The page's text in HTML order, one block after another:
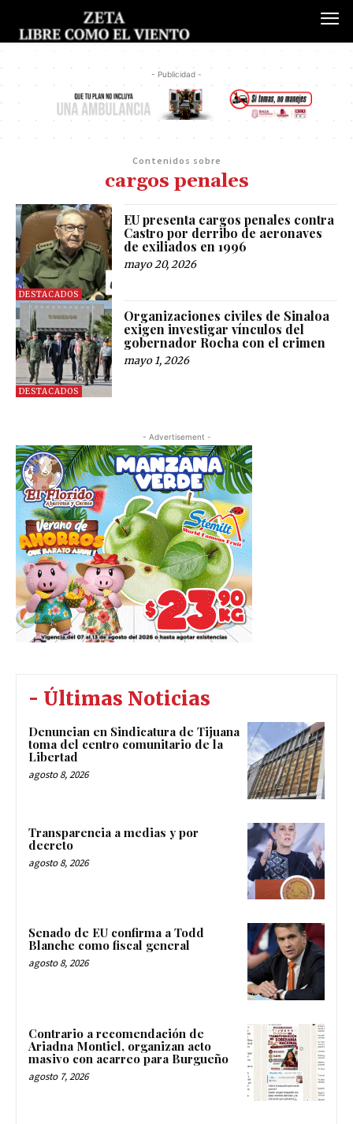
- Publicidad -
Contenidos sobre
cargos penales
DESTACADOS
EU presenta cargos penales contra
Castro por derribo de aeronaves
de exiliados en 1996
mayo 20, 2026
DESTACADOS
Organizaciones civiles de Sinaloa
exigen investigar vínculos del
gobernador Rocha con el crimen
mayo 1, 2026
- Advertisement -
- Últimas Noticias
Denuncian en Sindicatura de Tijuana
toma del centro comunitario de la
Libertad
agosto 8, 2026
Transparencia a medias y por
decreto
agosto 8, 2026
Senado de EU confirma a Todd
Blanche como fiscal general
agosto 8, 2026
Contrario a recomendación de
Ariadna Montiel, organizan acto
masivo con acarreo para Burgueño
agosto 7, 2026